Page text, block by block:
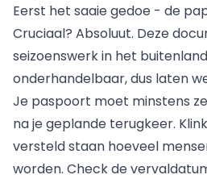
Eerst het saaie gedoe - de
Cruciaal? Absoluut. Deze
seizoenswerk in het
onderhandelbaar, dus laten
Je paspoort moet minstens
na je geplande terugkeer.
versteld staan hoeveel
worden. Check de